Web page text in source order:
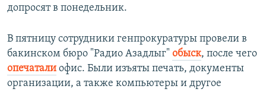
допросят в понедельник.
В пятницу сотрудники генпрокуратуры провели в
бакинском бюро "Радио Азадлыг" обыск, после чего
опечатали офис. Были изъяты печать, документы
организации, а также компьютеры и другое